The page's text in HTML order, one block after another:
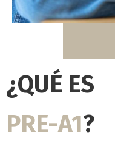
¿QUÉ ES
PRE-A1?